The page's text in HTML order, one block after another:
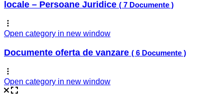
locale – Persoane Juridice ( 7 Documente )
Open category in new window
Documente oferta de vanzare ( 6 Documente )
Open category in new window